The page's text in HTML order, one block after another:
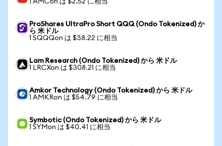
1 AMCon は $2.52 に相当
ProShares UltraPro Short QQQ (Ondo Tokenized) か
ら 米ドル
1 SQQQon は $38.22 に相当
Lam Research (Ondo Tokenized) から 米ドル
1 LRCXon は $308.21 に相当
Amkor Technology (Ondo Tokenized) から 米ドル
1 AMKRon は $54.79 に相当
Symbotic (Ondo Tokenized) から 米ドル
1 SYMon は $40.41 に相当